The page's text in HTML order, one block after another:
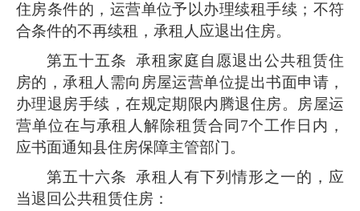
住房条件的，运营单位予以办理续租手续；不符
合条件的不再续租，承租人应退出住房。
第五十五条 承租家庭自愿退出公共租赁住
房的，承租人需向房屋运营单位提出书面申请，
办理退房手续，在规定期限内腾退住房。房屋运
营单位在与承租人解除租赁合同7个工作日内，
应书面通知县住房保障主管部门。
第五十六条 承租人有下列情形之一的，应
当退回公共租赁住房：